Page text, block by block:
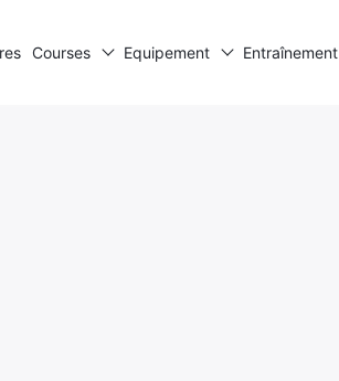
Courses Equipement Entraînement